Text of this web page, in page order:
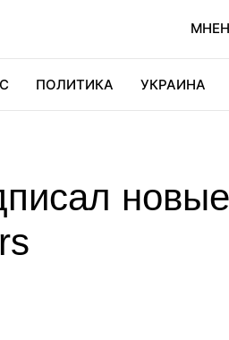
ПОЛИТИКА УКРАИНА